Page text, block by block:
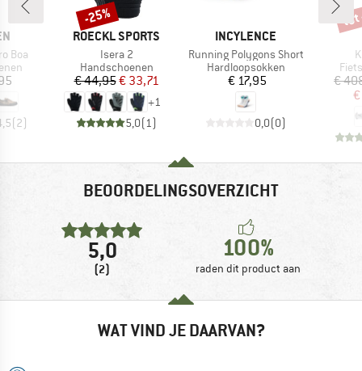
Boa
(2)
MERK
ROECKL SPORTS
Artikel
Isera 2
Productgroep
Handschoenen
Prijs
€ 44,95Verlaagde prijs
€ 33,71
+1
5,0(1 )
Korting
-25%
MERK
INCYLENCE
Artikel
Running Polygons Short
Productgroep
Hardloopsokken
Prijs
€ 17,95
0,0(0)
€
BEOORDELINGSOVERZICHT
5,0
(2)
100%
raden dit product aan
WAT VIND JE DAARVAN?